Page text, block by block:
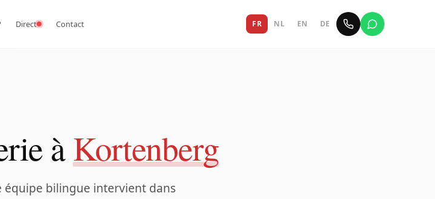
Direct Contact FR NL EN DE
àKortenberg
équipe bilingue intervient dans